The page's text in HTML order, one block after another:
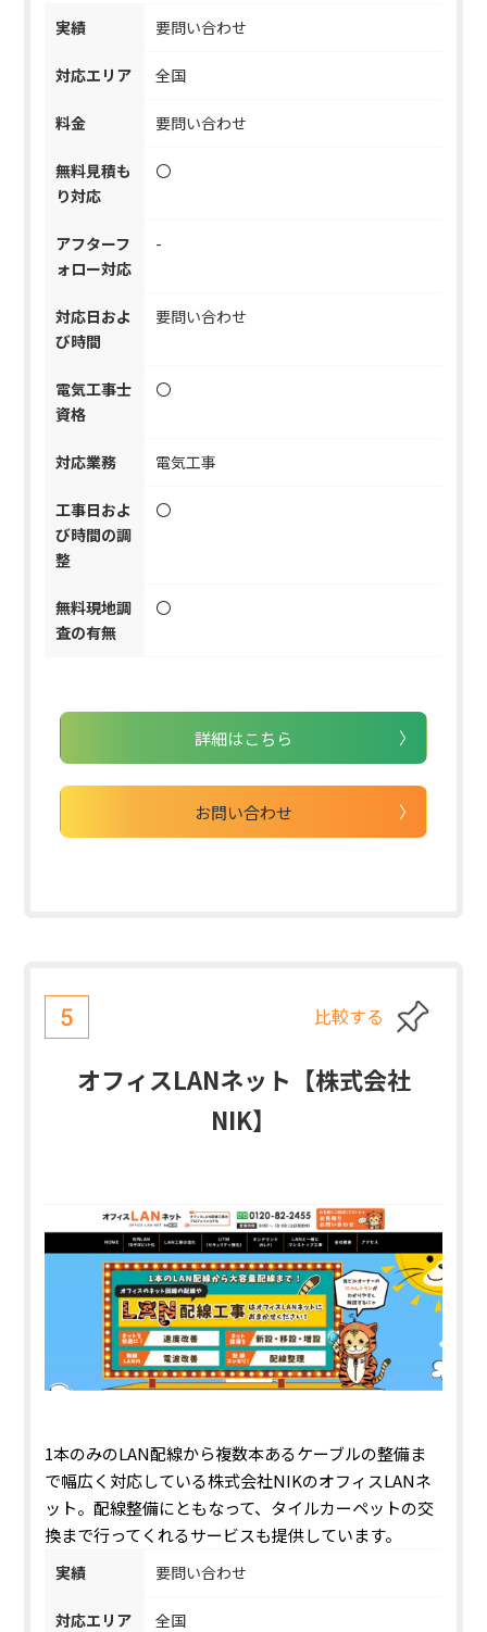
実績 要問い合わせ
対応エリア 全国
料金 要問い合わせ
無料見積も
り対応
〇
アフターフ
ォロー対応
-
対応日およ
び時間
要問い合わせ
電気工事士
資格
〇
対応業務 電気工事
工事日およ
び時間の調
整
〇
無料現地調
査の有無
〇
詳細はこちら
お問い合わせ
5 比較する
オフィスLANネット【株式会社
NIK】
1本のみのLAN配線から複数本あるケーブルの整備ま
で幅広く対応している株式会社NIKのオフィスLANネ
ット。配線整備にともなって、 タイルカーペットの交
換まで行ってくれるサービスも提供しています。
実績 要問い合わせ
対応エリア 全国